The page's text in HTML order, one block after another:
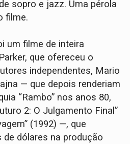
sopro e jazz. Uma pérola
filme.
um filme de inteira
que ofereceu o
independentes, Mario
— que depois renderiam
“Rambo” nos anos 80,
2: O Julgamento Final”
(1992) —, que
dólares na produção